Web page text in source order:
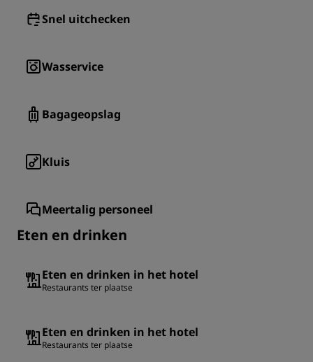
Snel uitchecken
Wasservice
Bagageopslag
Kluis
Meertalig personeel
Eten en drinken
Eten en drinken in het hotel
Restaurants ter plaatse
Eten en drinken in het hotel
Restaurants ter plaatse